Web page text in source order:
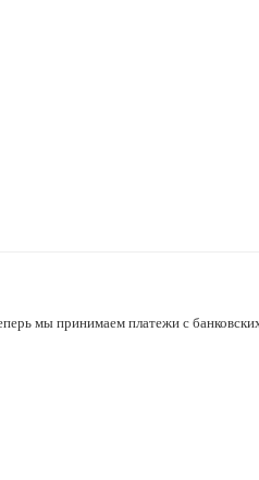
мы принимаем платежи с